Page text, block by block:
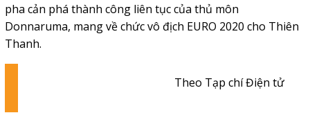
pha cản phá thành công liên tục của thủ môn
Donnaruma, mang về chức vô địch EURO 2020 cho Thiên
Thanh.
Theo Tạp chí Điện tử